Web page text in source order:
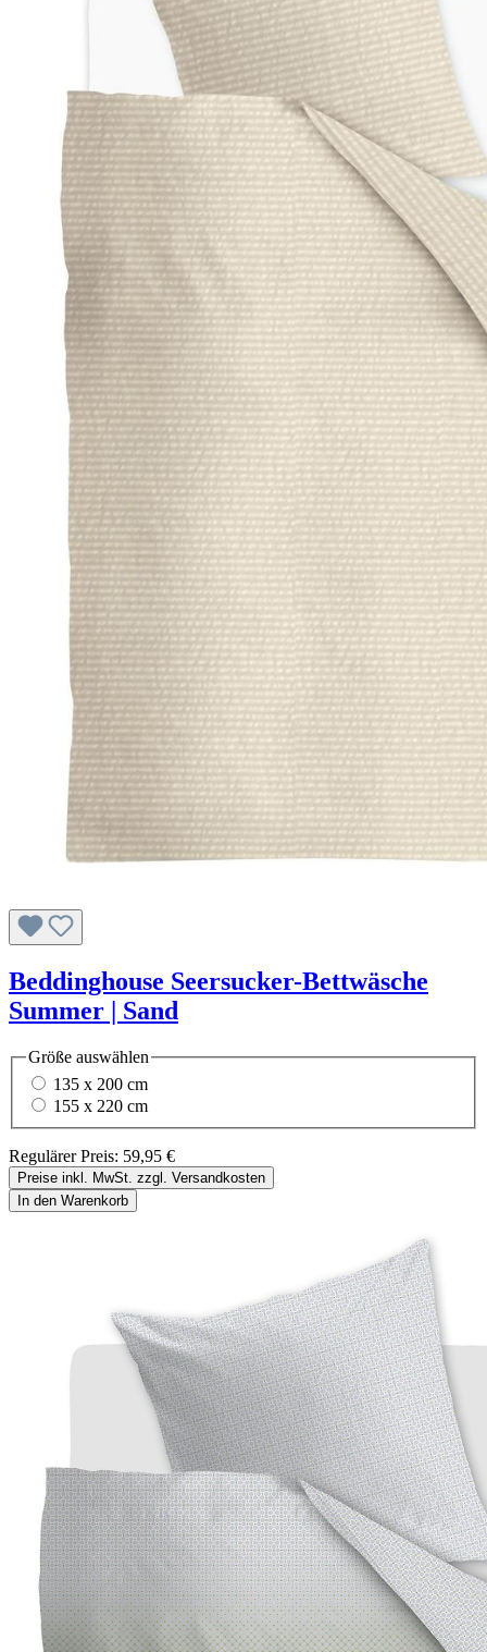
Beddinghouse Seersucker-Bettwäsche
Summer | Sand
Größe auswählen
135 x 200 cm
155 x 220 cm
Regulärer Preis: 59,95 €
Preise inkl. MwSt. zzgl. Versandkosten
In den Warenkorb